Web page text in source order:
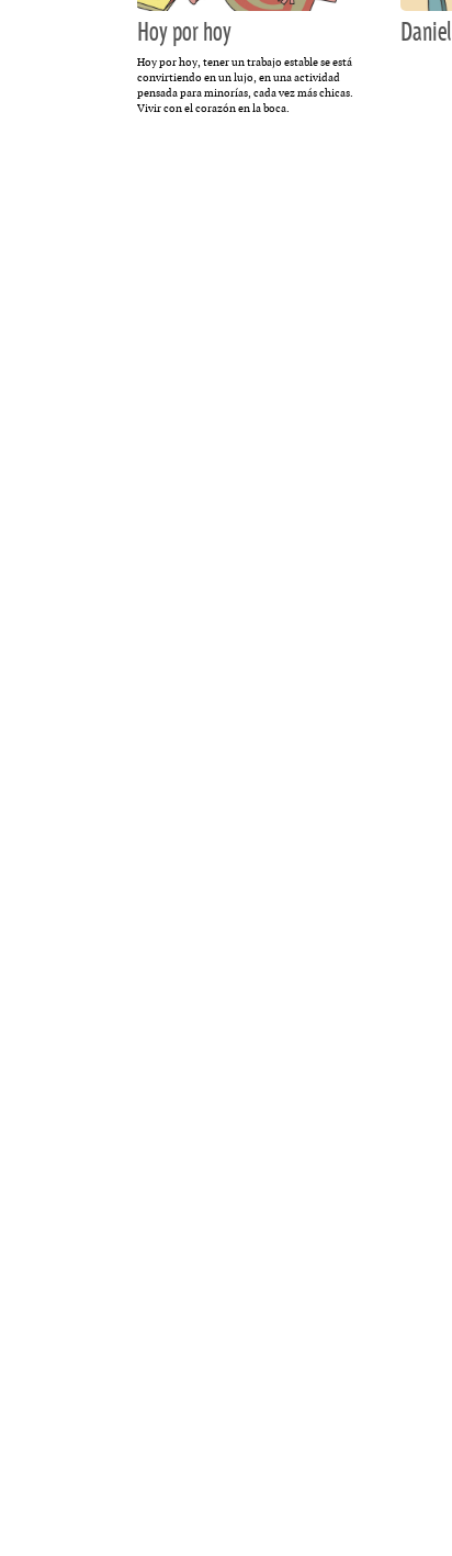
Hoy por hoy
Hoy por hoy, tener un trabajo estable se está
convirtiendo en un lujo, en una actividad
pensada para minorías, cada vez más chicas.
Vivir con el corazón en la boca.